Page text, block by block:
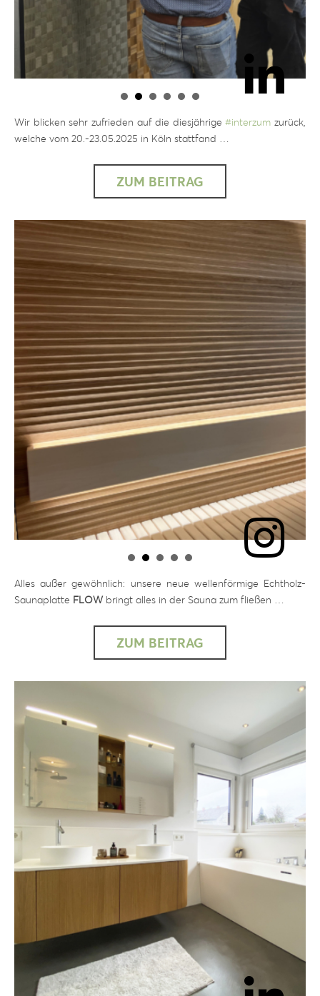
Wir blicken sehr zufrieden auf die diesjährige#interzum zurück,
welche vom 20.-23.05.2025 in Köln stattfand …
ZUM BEITRAG
Alles außer gewöhnlich: unsere neue wellenförmige Echtholz-
Saunaplatte FLOW bringt alles in der Sauna zum fließen …
ZUM BEITRAG